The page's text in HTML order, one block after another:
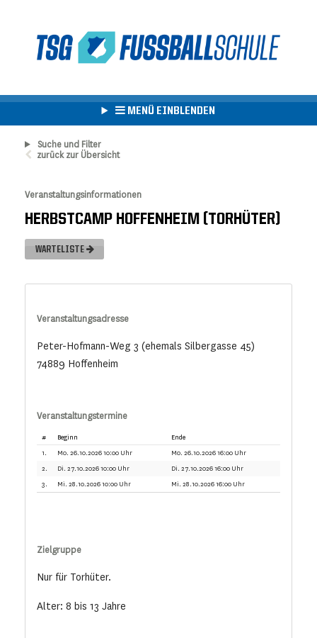
MENÜ EINBLENDEN
Suche und Filter
zurück zur Übersicht
Veranstaltungsinformationen
HERBSTCAMP HOFFENHEIM (TORHÜTER)
WARTELISTE
Veranstaltungsadresse
Peter-Hofmann-Weg 3 (ehemals Silbergasse 45)
74889 Hoffenheim
Veranstaltungstermine
# Beginn
Ende
1.
Mo. 26.10.2026 10:00 Uhr
Mo. 26.10.2026 16:00 Uhr
2.
Di. 27.10.2026 10:00 Uhr
Di. 27.10.2026 16:00 Uhr
3.
Mi. 28.10.2026 10:00 Uhr Mi. 28.10.2026 16:00 Uhr
Zielgruppe
Nur für Torhüter.
Alter: 8 bis 13 Jahre